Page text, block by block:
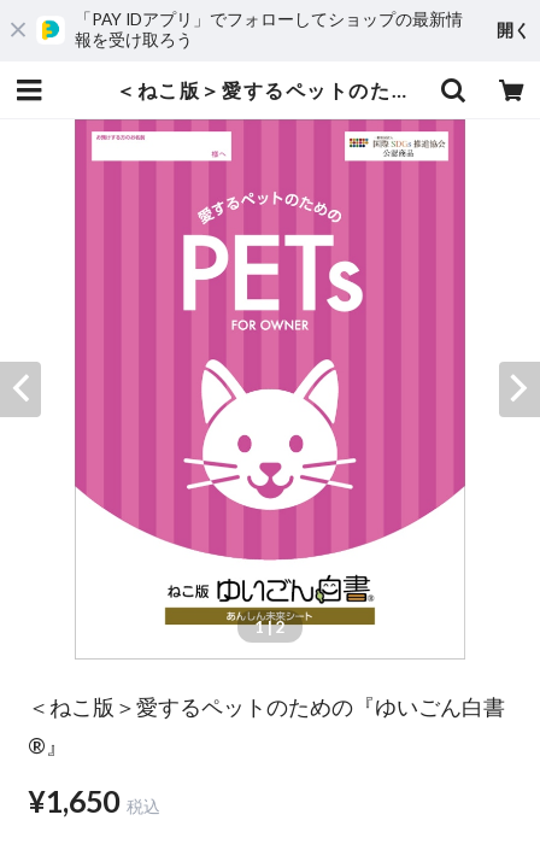
「PAY IDアプリ」でフォローしてショップの最新情
報を受け取ろう
開く
＜ねこ版＞愛するペットのための『ゆいごん白書®』 | 株式会社はっぴぃandプロジェクト
1| 2
＜ねこ版＞愛するペットのための『ゆいごん白書
®』
¥1,650 税込